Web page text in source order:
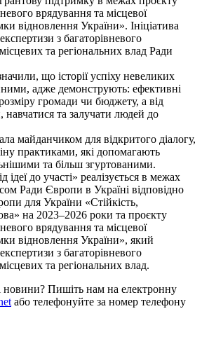
врядування та місцевої
відновлення України». Ініціатива
з багаторівневого
та регіональних влад Ради
що історії успіху невеликих
адже демонструють: ефективні
громади чи бюджету, а від
навчатися та залучати людей до
майданчиком для відкритого діалогу,
практиками, які допомагають
та більш згуртованими.
ідеї до участі» реалізується в межах
Ради Європи в Україні відповідно
для України «Стійкість,
на 2023–2026 роки та проєкту
врядування та місцевої
відновлення України», який
з багаторівневого
та регіональних влад.
новини? Пишіть нам на електронну
або телефонуйте за номер телефону